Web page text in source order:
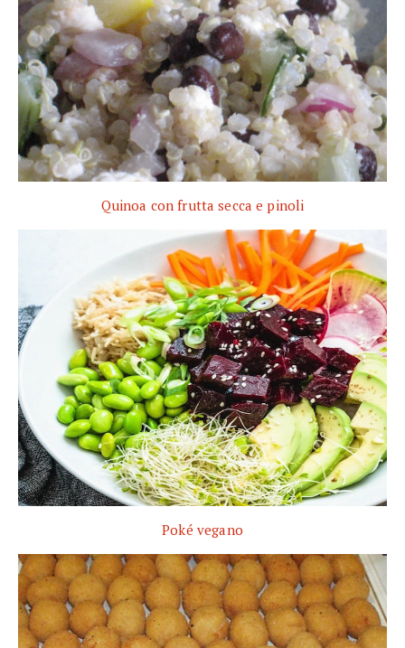
Quinoa con frutta secca e pinoli
Poké vegano